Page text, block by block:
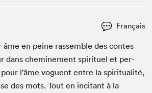
Français
en peine rassem­ble des con­tes
dans chem­ine­ment spir­ituel et per­
l’âme voguent entre la spir­i­tu­al­ité,
des mots. Tout en inci­tant à la